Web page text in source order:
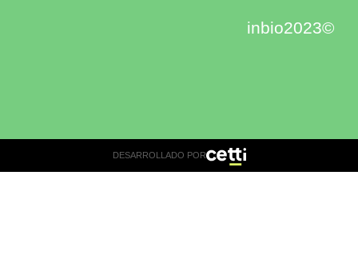
inbio2023©
DESARROLLADO POR